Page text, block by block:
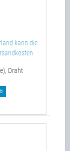
kann die
Draht